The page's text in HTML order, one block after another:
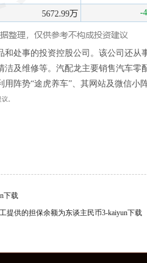
处事的投资控股公司。该公司还
及维修等。汽配龙主要销售汽车
阵势“途虎养车”、其网站及微信小
。
下载
提供的担保余额为东谈主民币3-kaiyun下载